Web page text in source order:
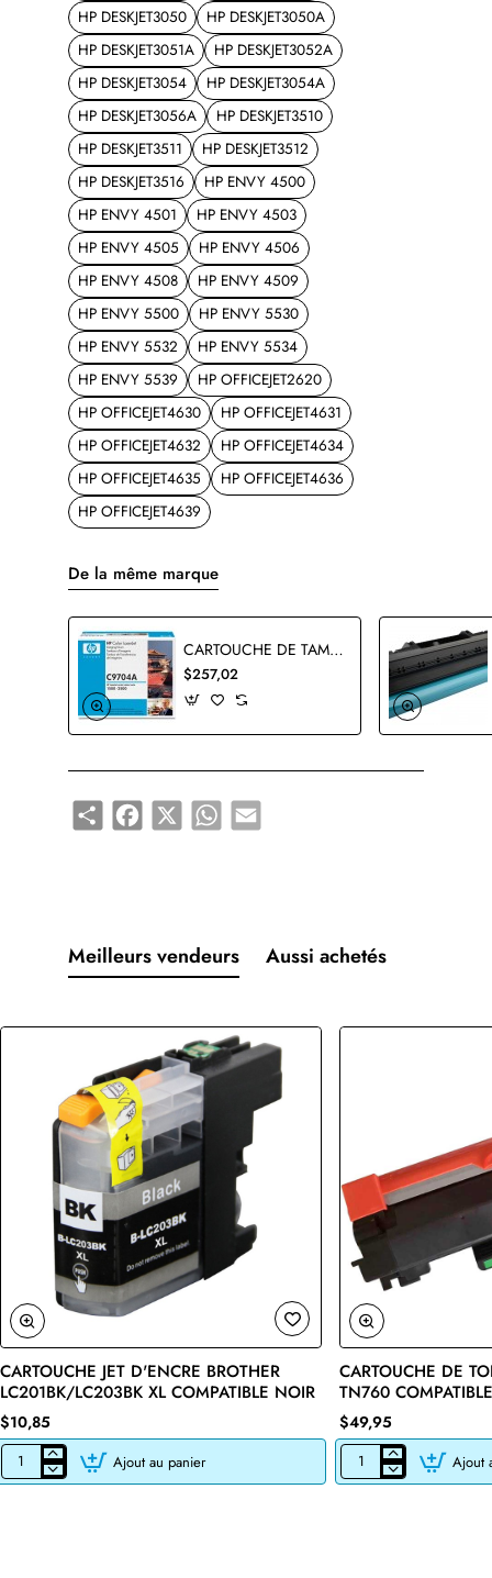
HP DESKJET3050
HP DESKJET3050A
HP DESKJET3051A
HP DESKJET3052A
HP DESKJET3054
HP DESKJET3054A
HP DESKJET3056A
HP DESKJET3510
HP DESKJET3511
HP DESKJET3512
HP DESKJET3516
HP ENVY 4500
HP ENVY 4501
HP ENVY 4503
HP ENVY 4505
HP ENVY 4506
HP ENVY 4508
HP ENVY 4509
HP ENVY 5500
HP ENVY 5530
HP ENVY 5532
HP ENVY 5534
HP ENVY 5539
HP OFFICEJET2620
HP OFFICEJET4630
HP OFFICEJET4631
HP OFFICEJET4632
HP OFFICEJET4634
HP OFFICEJET4635
HP OFFICEJET4636
HP OFFICEJET4639
De la même marque
CARTOUCHE DE TAMBOUR HP C9704A ORIGINALE
$257,02
Share Facebook
X WhatsApp
Email
Meilleurs vendeurs Aussi achetés
🔥 Bestseller
CARTOUCHE JET D'ENCRE BROTHER
LC201BK/LC203BK XL COMPATIBLE NOIR
$10,85
CARTOUCHE
JET
Ajout au panier
CARTOUCHE DE
TN760
$49,95
CARTOUCHE
DE
Ajout